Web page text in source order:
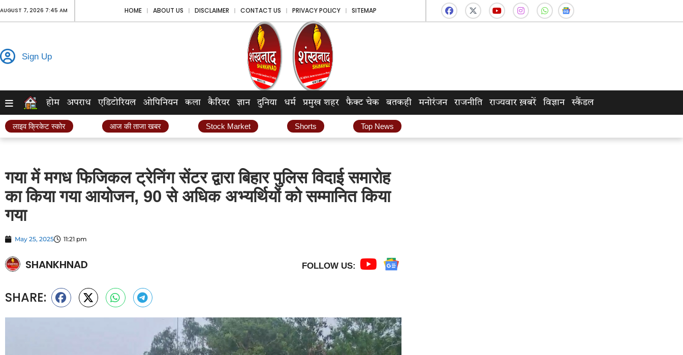
AUGUST 7, 2026 7:45 AM HOME ABOUT US DISCLAIMER CONTACT US PRIVACY POLICY SITEMAP
Sign Up
होम अपराध एडिटोरियल ओपिनियन कला कैरियर ज्ञान दुनिया धर्म प्रमुख शहर फैक्ट चेक बतकही मनोरंजन राजनीति राज्यवार ख़बरें विज्ञान स्कैंडल
लाइव क्रिकेट स्कोर आज की ताजा खबर Stock Market Shorts Top News
गया में मगध फिजिकल ट्रेनिंग सेंटर द्वारा बिहार पुलिस विदाई समारोह
का किया गया आयोजन, 90 से अधिक अभ्यर्थियों को सम्मानित किया
गया
May 25, 2025 11:21 pm
SHANKHNAD FOLLOW US:
SHARE: